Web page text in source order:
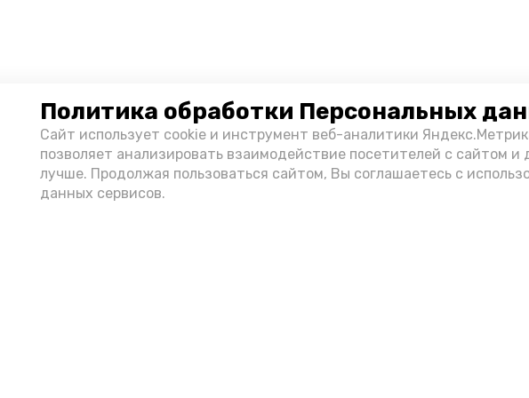
Политика обработки Персональных
Сайт использует cookie и инструмент веб-аналитики
позволяет анализировать взаимодействие посетителей с сайтом и
лучше. Продолжая пользоваться сайтом, Вы соглашаетесь с
данных сервисов.